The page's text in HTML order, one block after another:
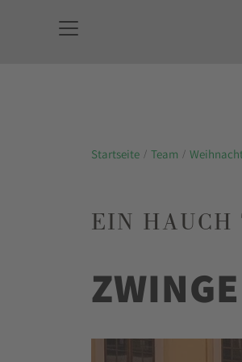
Startseite Team
EIN HAUCH